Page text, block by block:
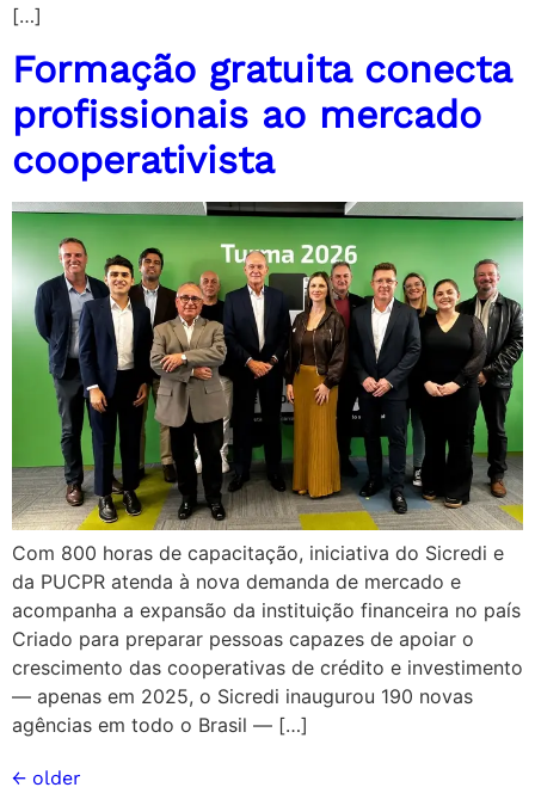
[…]
Formação gratuita conecta
profissionais ao mercado
cooperativista
Com 800 horas de capacitação, iniciativa do Sicredi e
da PUCPR atenda à nova demanda de mercado e
acompanha a expansão da instituição financeira no país
Criado para preparar pessoas capazes de apoiar o
crescimento das cooperativas de crédito e investimento
— apenas em 2025, o Sicredi inaugurou 190 novas
agências em todo o Brasil — […]
← older